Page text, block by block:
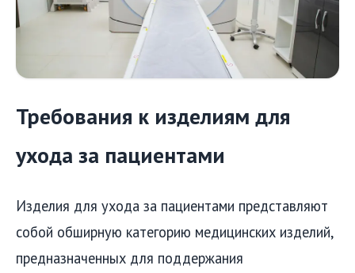
Требования к изделиям для
ухода за пациентами
Изделия для ухода за пациентами представляют
собой обширную категорию медицинских изделий,
предназначенных для поддержания